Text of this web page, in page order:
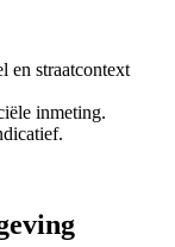
en straatcontext
inmeting.